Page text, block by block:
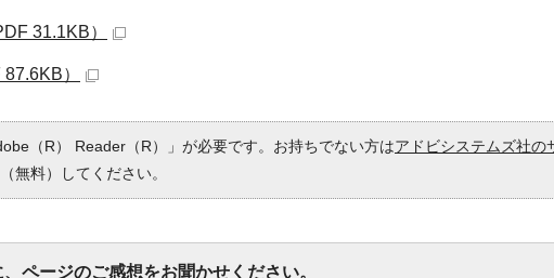
31.1KB）
）
（R） Reader（R）」が必要です。お持ちでない方はアドビシステムズ社の
無料）してください。
ページのご感想をお聞かせください。